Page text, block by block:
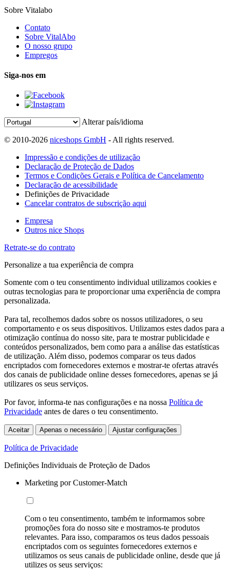
Sobre Vitalabo
Contato
Sobre VitalAbo
O nosso grupo
Empregos
Siga-nos em
Alterar país/idioma
© 2010-2026 niceshops GmbH - All rights reserved.
Impressão e condições de utilização
Declaração de Proteção de Dados
Termos e Condições Gerais e Política de Cancelamento
Declaração de acessibilidade
Definições de Privacidade
Cancelar contratos de subscrição aqui
Empresa
Outros nice Shops
Retrate-se do contrato
Personalize a tua experiência de compra
Somente com o teu consentimento individual utilizamos cookies e
outras tecnologias para te proporcionar uma experiência de compra
personalizada.
Para tal, recolhemos dados sobre os nossos utilizadores, o seu
comportamento e os seus dispositivos. Utilizamos estes dados para a
otimização contínua do nosso site, para te mostrar publicidade e
conteúdos personalizados, bem como para a análise das estatísticas
de utilização. Além disso, podemos comparar os teus dados
encriptados com fornecedores externos e mostrar-te ofertas através
dos canais de publicidade online desses fornecedores, apenas se já
utilizares os seus serviços.
Por favor, informa-te nas configurações e na nossa Política de
Privacidade antes de dares o teu consentimento.
Aceitar Apenas o necessário Ajustar configurações
Política de Privacidade
Definições Individuais de Proteção de Dados
Marketing por Customer-Match
Com o teu consentimento, também te informamos sobre
promoções fora do nosso site e mostramos-te produtos
relevantes. Para isso, comparamos os teus dados pessoais
encriptados com os seguintes fornecedores externos e
utilizamos os seus canais de publicidade online, desde que já
utilizes os seus serviços: